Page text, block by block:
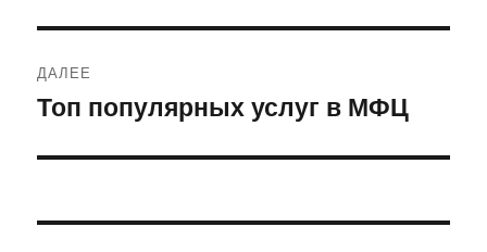
ДАЛЕЕ
Следующая
Топ популярных услуг в МФЦ